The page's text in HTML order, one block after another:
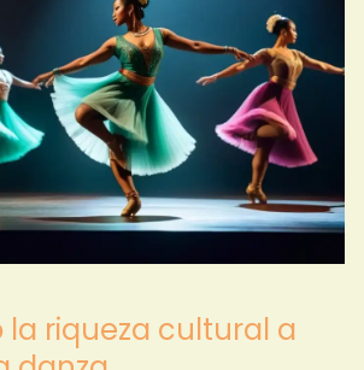
la riqueza cultural a